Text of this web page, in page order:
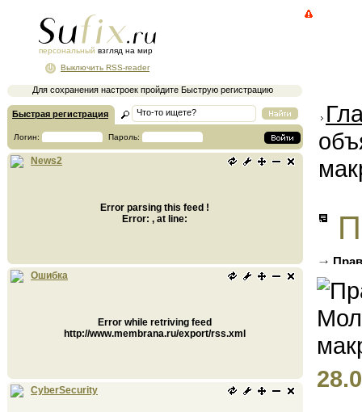
персональный взгляд на мир
Для сохранения настроек пройдите Быструю регистрацию
Выключить RSS-reader
Быстрая регистрация
Логин: Пароль:
News2
Error parsing this feed !
Error: , at line:
Ошибка
Error while retriving feed
http://www.membrana.ru/export/rss.xml
CyberSecurity